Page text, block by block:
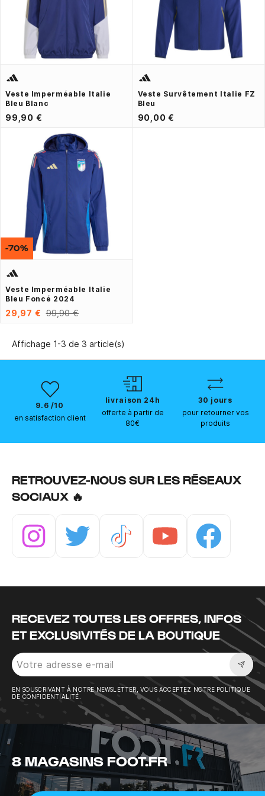
Veste Imperméable Italie
Bleu Blanc
99,90 €
Veste Survêtement Italie FZ
Bleu
90,00 €
Veste Imperméable Italie
Bleu Foncé 2024
29,97 € 99,90 €
-70%
Affichage 1-3 de 3 article(s)
9.6 /10
en satisfaction client
livraison 24h
offerte à partir de
80€
30 jours
pour retourner vos
produits
RETROUVEZ-NOUS SUR LES RÉSEAUX
SOCIAUX 🔥
RECEVEZ TOUTES LES OFFRES, INFOS
ET EXCLUSIVITÉS DE LA BOUTIQUE
EN SOUSCRIVANT À NOTRE NEWSLETTER, VOUS ACCEPTEZ NOTRE POLITIQUE
DE CONFIDENTIALITÉ.
8 MAGASINS FOOT.FR